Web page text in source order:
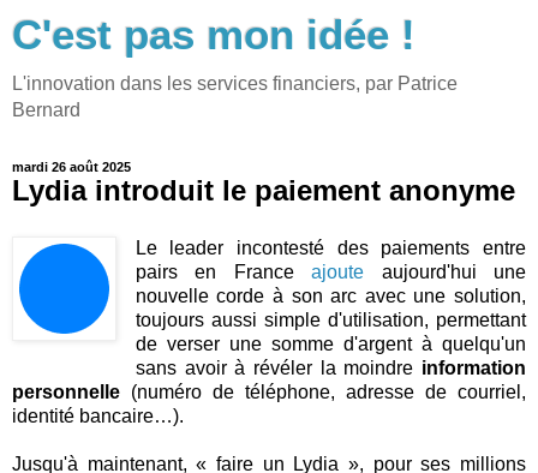
C'est pas mon idée !
L'innovation dans les services financiers, par Patrice
Bernard
mardi 26 août 2025
Lydia introduit le paiement anonyme
Le leader incontesté des paiements entre
pairs en Franceajoute aujourd'hui une
nouvelle corde à son arc avec une solution,
toujours aussi simple d'utilisation, permettant
de verser une somme d'argent à quelqu'un
sans avoir à révéler la moindre information
personnelle (numéro de téléphone, adresse de courriel,
identité bancaire…).
Jusqu'à maintenant, « faire un Lydia », pour ses millions